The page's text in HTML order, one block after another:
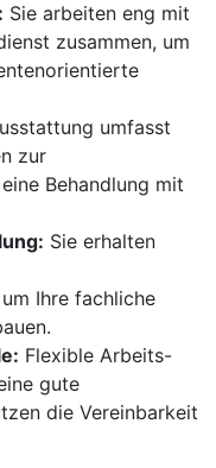
Sie arbeiten eng mit
zusammen, um
umfasst
zur
Behandlung mit
Sie erhalten
Ihre fachliche
Flexible Arbeits-
gute
die Vereinbarkeit